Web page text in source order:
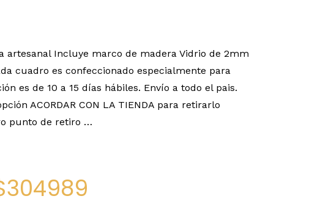
artesanal Incluye marco de madera Vidrio de 2mm
cuadro es confeccionado especialmente para
es de 10 a 15 días hábiles. Envío a todo el pais.
ACORDAR CON LA TIENDA para retirarlo
punto de retiro …
304989